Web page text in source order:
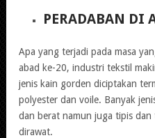
PERADABAN DI
Apa yang terjadi pada masa
abad ke-20, industri tekstil
jenis kain gorden diciptakan
polyester dan voile. Banyak
dan berat namun juga tipis dan
dirawat.